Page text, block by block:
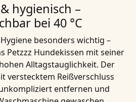
hygienisch –
bei 40 °C
besonders wichtig –
Petzzz Hundekissen mit seiner
Alltagstauglichkeit. Der
verstecktem Reißverschluss
entfernen und